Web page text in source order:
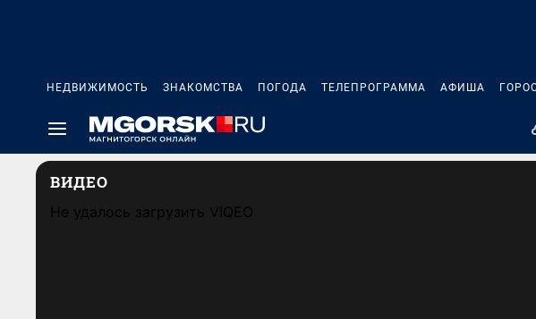
НЕДВИЖИМОСТЬ ЗНАКОМСТВА ПОГОДА ТЕЛЕПРОГРАММА АФИША
ВИДЕО
Не удалось загрузить VIQEO